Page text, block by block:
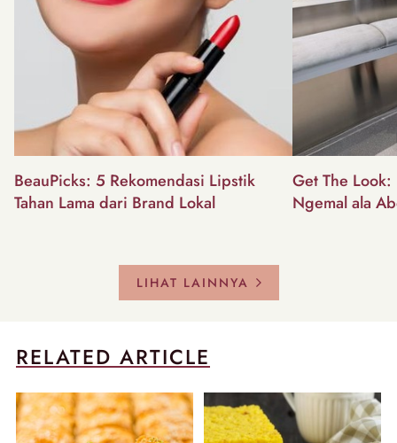
BeauPicks: 5 Rekomendasi Lipstik
Tahan Lama dari Brand Lokal
Get The
Ngemal ala
LIHAT LAINNYA
RELATED ARTICLE